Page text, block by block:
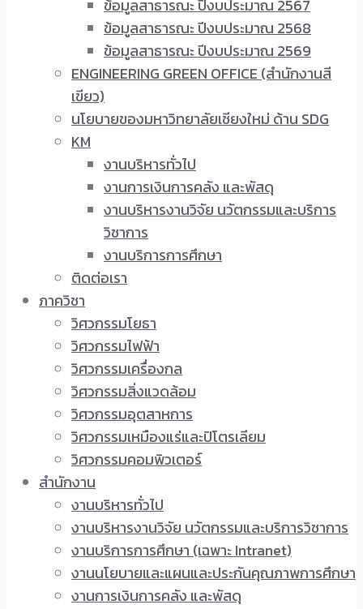
ข้อมูลสาธารณะ ปีงบประมาณ 2567
ข้อมูลสาธารณะ ปีงบประมาณ 2568
ข้อมูลสาธารณะ ปีงบประมาณ 2569
ENGINEERING GREEN OFFICE (สำนักงานสี
เขียว)
นโยบายของมหาวิทยาลัยเชียงใหม่ ด้าน SDG
KM
งานบริหารทั่วไป
งานการเงินการคลัง และพัสดุ
งานบริหารงานวิจัย นวัตกรรมและบริการ
วิชาการ
งานบริการการศึกษา
ติดต่อเรา
ภาควิชา
วิศวกรรมโยธา
วิศวกรรมไฟฟ้า
วิศวกรรมเครื่องกล
วิศวกรรมสิ่งแวดล้อม
วิศวกรรมอุตสาหการ
วิศวกรรมเหมืองแร่และปิโตรเลียม
วิศวกรรมคอมพิวเตอร์
สำนักงาน
งานบริหารทั่วไป
งานบริหารงานวิจัย นวัตกรรมและบริการวิชาการ
งานบริการการศึกษา (เฉพาะ Intranet)
งานนโยบายและแผนและประกันคุณภาพการศึกษา
งานการเงินการคลัง และพัสดุ